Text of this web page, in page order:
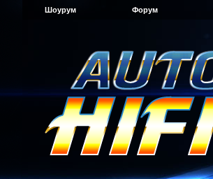
Шоурум Форум